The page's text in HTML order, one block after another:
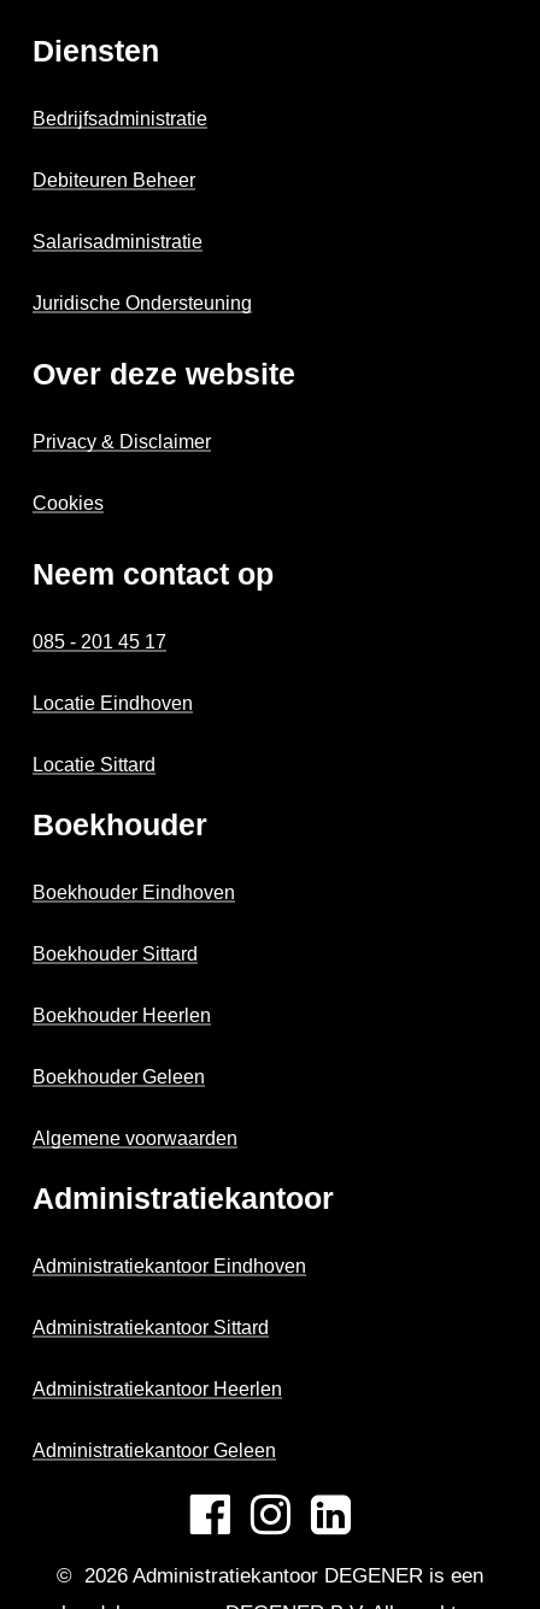
Diensten
Bedrijfsadministratie
Debiteuren Beheer
Salarisadministratie
Juridische Ondersteuning
Over deze website
Privacy & Disclaimer
Cookies
Neem contact op
085 - 201 45 17
Locatie Eindhoven
Locatie Sittard
Boekhouder
Boekhouder Eindhoven
Boekhouder Sittard
Boekhouder Heerlen
Boekhouder Geleen
Algemene voorwaarden
Administratiekantoor
Administratiekantoor Eindhoven
Administratiekantoor Sittard
Administratiekantoor Heerlen
Administratiekantoor Geleen
© 2026Administratiekantoor DEGENER is een